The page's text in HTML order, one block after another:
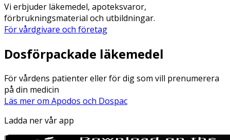
Vi erbjuder läkemedel, apoteksvaror,
förbrukningsmaterial och utbildningar.
För vårdgivare och företag
Dosförpackade läkemedel
För vårdens patienter eller för dig som vill prenumerera
på din medicin
Läs mer om Apodos och Dospac
Ladda ner vår app